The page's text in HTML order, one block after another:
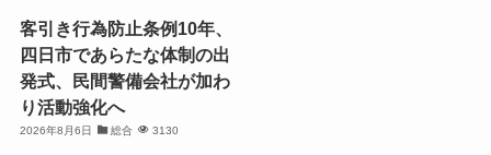
客引き行為防止条例10年、
四日市であらたな体制の出
発式、民間警備会社が加わ
り活動強化へ
2026年8月6日 総合 3130